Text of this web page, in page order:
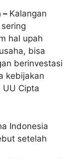
– Kalangan
hal upah
bisa
berinvestasi
kebijakan
Cipta
Indonesia
setelah